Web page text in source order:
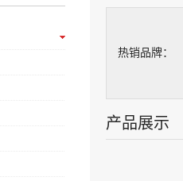
热销品牌：
产品展示